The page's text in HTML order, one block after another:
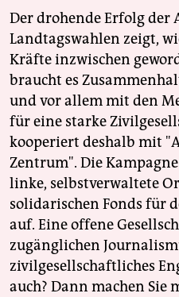
Der drohende Erfolg der
Landtagswahlen zeigt,
Kräfte inzwischen
braucht es
und vor allem mit den
für eine starke
kooperiert deshalb mit
Zentrum". Die
linke, selbstverwaltete
solidarischen Fonds für
auf. Eine offene
zugänglichen
zivilgesellschaftliches
auch? Dann machen Sie